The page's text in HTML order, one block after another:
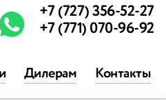
Дилерам Контакты
+7 (727) 356-52-27
+7 (771) 070-96-92